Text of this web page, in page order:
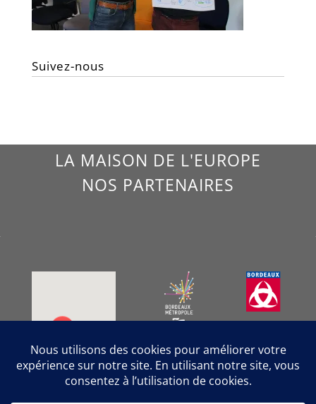
Suivez-nous
LA MAISON DE L'EUROPE
NOS PARTENAIRES